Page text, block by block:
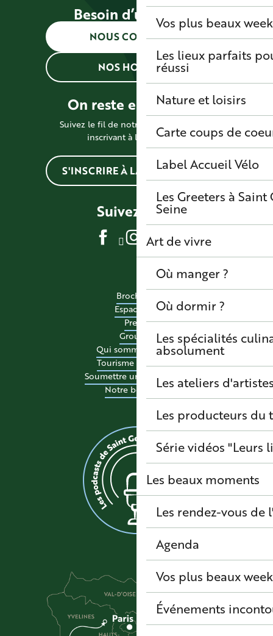
Vos plus beaux
Les lieux parfaits
réussi
Nature et loisirs
Carte coups de
Label Accueil Vélo
Les Greeters à
Seine
Art de vivre
Où manger ?
Où dormir ?
Les spécialités
absolument
Les ateliers
Les producteurs du
Série vidéos "Leurs
Les beaux moments
Les rendez-vous de
Agenda
Vos plus beaux
Événements
Besoin d’une info ?
NOUS CONTACTER
NOS HORAIRES
On reste en contact !
Suivez le fil de notre actualité en vous
inscrivant à la newsletter
S'INSCRIRE À LA NEWSLETTER
Suivez-nous
Brochures
Espace pro
Presse
Groupes
Qui sommes-nous ?
Tourisme accessible
Soumettre un événement
Notre boutique